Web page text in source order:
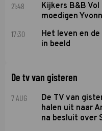
21:48
Kijkers B&B
moedigen
17:30
Het leven en
in beeld
De tv van gisteren
7 AUG
De TV van
halen uit naar
na besluit over